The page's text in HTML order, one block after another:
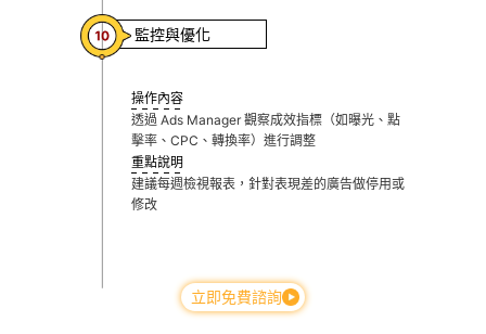
監控與優化
操作內容
透過 Ads Manager 觀察成效指標（如曝光、點
擊率、CPC、轉換率）進行調整
重點說明
建議每週檢視報表，針對表現差的廣告做停用或
修改
立即免費諮詢